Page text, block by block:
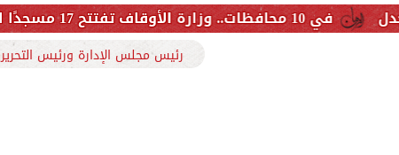
رئيس مجلس الإدارة ورئيس التحرير